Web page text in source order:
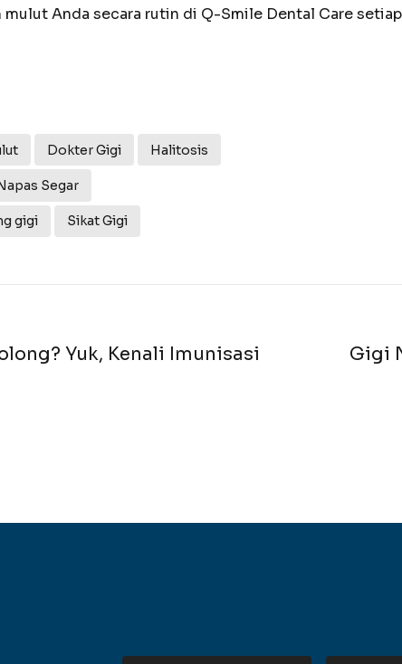
mulut Anda secara rutin di Q-Smile Dental Care
Dokter Gigi Halitosis
Segar
gigi Sikat Gigi
Yuk, Kenali Imunisasi
Gigi